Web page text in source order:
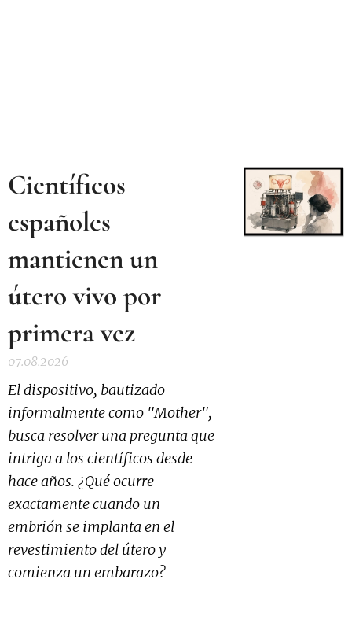
Científicos
españoles
mantienen un
útero vivo por
primera vez
07.08.2026
El dispositivo, bautizado
informalmente como "Mother",
busca resolver una pregunta que
intriga a los científicos desde
hace años. ¿Qué ocurre
exactamente cuando un
embrión se implanta en el
revestimiento del útero y
comienza un embarazo?